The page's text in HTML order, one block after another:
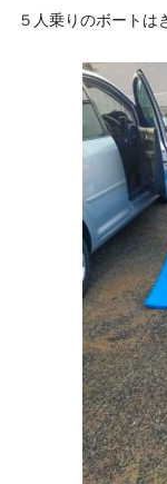
５人乗りのボートは